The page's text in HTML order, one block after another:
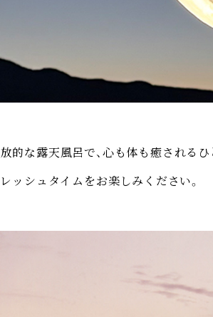
な露天風呂で、心も体も癒されるひ
ッシュタイムをお楽しみください。